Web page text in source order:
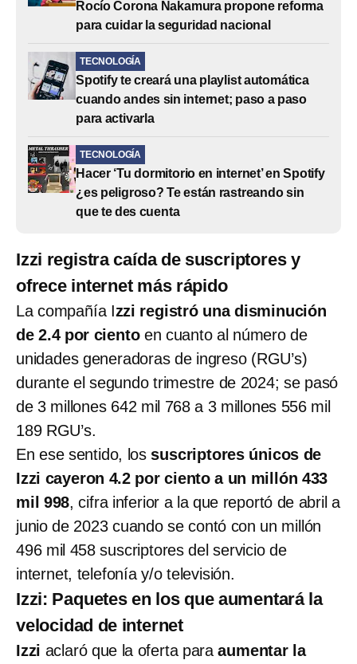
Rocío Corona Nakamura propone reforma
para cuidar la seguridad nacional
TECNOLOGÍA
Spotify te creará una playlist automática
cuando andes sin internet; paso a paso
para activarla
TECNOLOGÍA
Hacer ‘Tu dormitorio en internet’ en Spotify
¿es peligroso? Te están rastreando sin
que te des cuenta
Izzi registra caída de suscriptores y
ofrece internet más rápido
La compañía Izzi registró una disminución
de 2.4 por ciento en cuanto al número de
unidades generadoras de ingreso (RGU’s)
durante el segundo trimestre de 2024; se pasó
de 3 millones 642 mil 768 a 3 millones 556 mil
189 RGU’s.
En ese sentido, los suscriptores únicos de
Izzi cayeron 4.2 por ciento a un millón 433
mil 998, cifra inferior a la que reportó de abril a
junio de 2023 cuando se contó con un millón
496 mil 458 suscriptores del servicio de
internet, telefonía y/o televisión.
Izzi: Paquetes en los que aumentará la
velocidad de internet
Izzi aclaró que la oferta para aumentar la